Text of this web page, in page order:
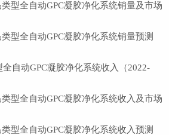
全自动GPC凝胶净化系统销量及市场
全自动GPC凝胶净化系统销量预测
自动GPC凝胶净化系统收入（2022-
全自动GPC凝胶净化系统收入及市场
全自动GPC凝胶净化系统收入预测